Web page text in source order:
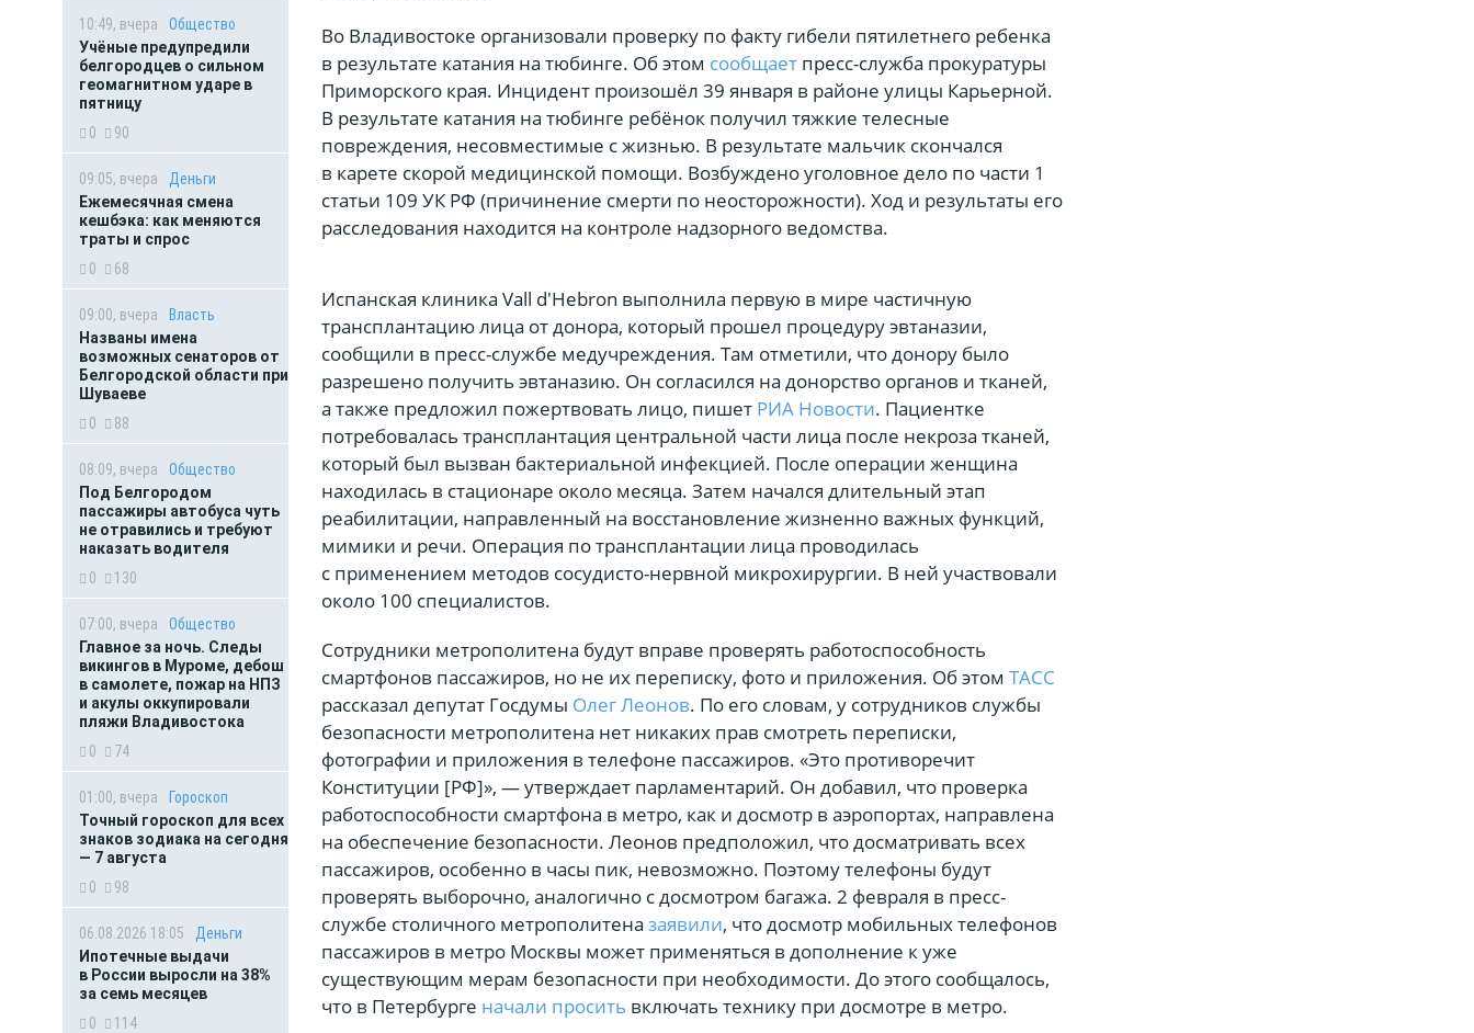
10:49, вчера
Общество
Учёные предупредили
белгородцев о сильном
геомагнитном ударе в
пятницу
0
90
09:05, вчера
Деньги
Ежемесячная смена
кешбэка: как меняются
траты и спрос
0
68
09:00, вчера
Власть
Названы имена
возможных сенаторов от
Белгородской области при
Шуваеве
0
88
08:09, вчера
Общество
Под Белгородом
пассажиры автобуса чуть
не отравились и требуют
наказать водителя
0
130
07:00, вчера
Общество
Главное за ночь. Следы
викингов в Муроме, дебош
в самолете, пожар на НПЗ
и акулы оккупировали
пляжи Владивостока
0
74
01:00, вчера
Гороскоп
Точный гороскоп для всех
знаков зодиака на сегодня
— 7 августа
0
98
06.08.2026 18:05
Деньги
Ипотечные выдачи
в России выросли на 38%
за семь месяцев
0
114
Во Владивостоке организовали проверку по факту гибели пятилетнего ребенка
в результате катания на тюбинге. Об этом сообщает пресс-служба прокуратуры
Приморского края. Инцидент произошёл 39 января в районе улицы Карьерной.
В результате катания на тюбинге ребёнок получил тяжкие телесные
повреждения, несовместимые с жизнью. В результате мальчик скончался
в карете скорой медицинской помощи. Возбуждено уголовное дело по части 1
статьи 109 УК РФ (причинение смерти по неосторожности). Ход и результаты его
расследования находится на контроле надзорного ведомства.
Испанская клиника Vall d'Hebron выполнила первую в мире частичную
трансплантацию лица от донора, который прошел процедуру эвтаназии,
сообщили в пресс-службе медучреждения. Там отметили, что донору было
разрешено получить эвтаназию. Он согласился на донорство органов и тканей,
а также предложил пожертвовать лицо, пишет РИА Новости. Пациентке
потребовалась трансплантация центральной части лица после некроза тканей,
который был вызван бактериальной инфекцией. После операции женщина
находилась в стационаре около месяца. Затем начался длительный этап
реабилитации, направленный на восстановление жизненно важных функций,
мимики и речи. Операция по трансплантации лица проводилась
с применением методов сосудисто-нервной микрохирургии. В ней участвовали
около 100 специалистов.
Сотрудники метрополитена будут вправе проверять работоспособность
смартфонов пассажиров, но не их переписку, фото и приложения. Об этом ТАСС
рассказал депутат Госдумы Олег Леонов. По его словам, у сотрудников службы
безопасности метрополитена нет никаких прав смотреть переписки,
фотографии и приложения в телефоне пассажиров. «Это противоречит
Конституции [РФ]», — утверждает парламентарий. Он добавил, что проверка
работоспособности смартфона в метро, как и досмотр в аэропортах, направлена
на обеспечение безопасности. Леонов предположил, что досматривать всех
пассажиров, особенно в часы пик, невозможно. Поэтому телефоны будут
проверять выборочно, аналогично с досмотром багажа. 2 февраля в пресс-
службе столичного метрополитена заявили, что досмотр мобильных телефонов
пассажиров в метро Москвы может применяться в дополнение к уже
существующим мерам безопасности при необходимости. До этого сообщалось,
что в Петербурге начали просить включать технику при досмотре в метро.